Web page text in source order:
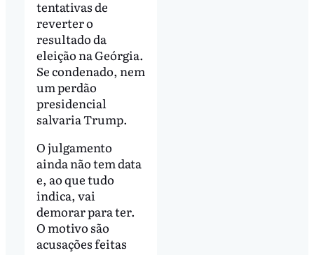
tentativas de
reverter o
resultado da
eleição na Geórgia.
Se condenado, nem
um perdão
presidencial
salvaria Trump.
O julgamento
ainda não tem data
e, ao que tudo
indica, vai
demorar para ter.
O motivo são
acusações feitas